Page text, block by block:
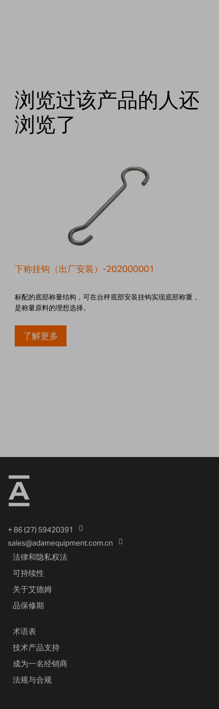
浏览过该产品的人还
浏览了
下称挂钩（出厂安装）-202000001
标配的底部称量结构，可在台秤底部安装挂钩实现底部称重，
是称量原料的理想选择。
了解更多
+ 86 (27) 59420391
sales@adamequipment.com.cn
法律和隐私权法
可持续性
关于艾德姆
品保修期
术语表
技术产品支持
成为一名经销商
法规与合规